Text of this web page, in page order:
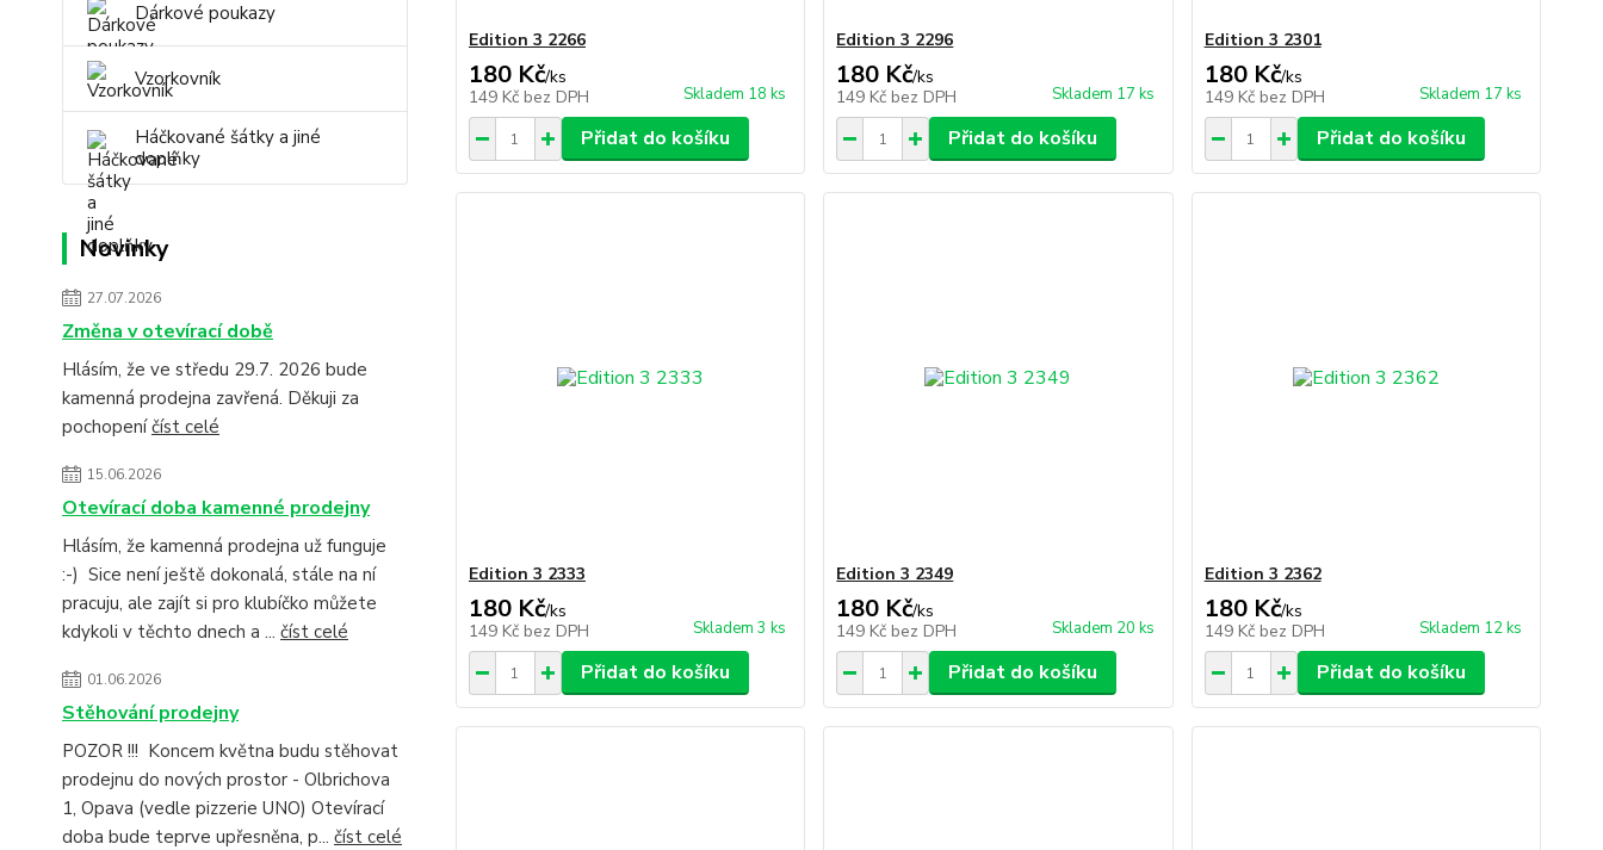
Dárkové poukazy
Vzorkovník
Háčkované šátky a jiné
doplňky
Novinky
27.07.2026
Změna v otevírací době
Hlásím, že ve středu 29.7. 2026 bude
kamenná prodejna zavřená. Děkuji za
pochopeníčíst celé
15.06.2026
Otevírací doba kamenné prodejny
Hlásím, že kamenná prodejna už funguje
:-) Sice není ještě dokonalá, stále na ní
pracuju, ale zajít si pro klubíčko můžete
kdykoli v těchto dnech a ... číst celé
01.06.2026
Stěhování prodejny
POZOR !!! Koncem května budu stěhovat
prodejnu do nových prostor - Olbrichova
1, Opava (vedle pizzerie UNO) Otevírací
doba bude teprve upřesněna, p... číst celé
Edition 3 2266
180 Kč/ks
149 Kč bez DPH Skladem 18 ks
Přidat do košíku
Edition 3 2296
180 Kč/ks
149 Kč bez DPH Skladem 17 ks
Přidat do košíku
Edition 3 2301
180 Kč/ks
149 Kč bez DPH Skladem 17 ks
Přidat do košíku
Edition 3 2333
180 Kč/ks
149 Kč bez DPH Skladem 3 ks
Přidat do košíku
Edition 3 2349
180 Kč/ks
149 Kč bez DPH Skladem 20 ks
Přidat do košíku
Edition 3 2362
180 Kč/ks
149 Kč bez DPH Skladem 12 ks
Přidat do košíku